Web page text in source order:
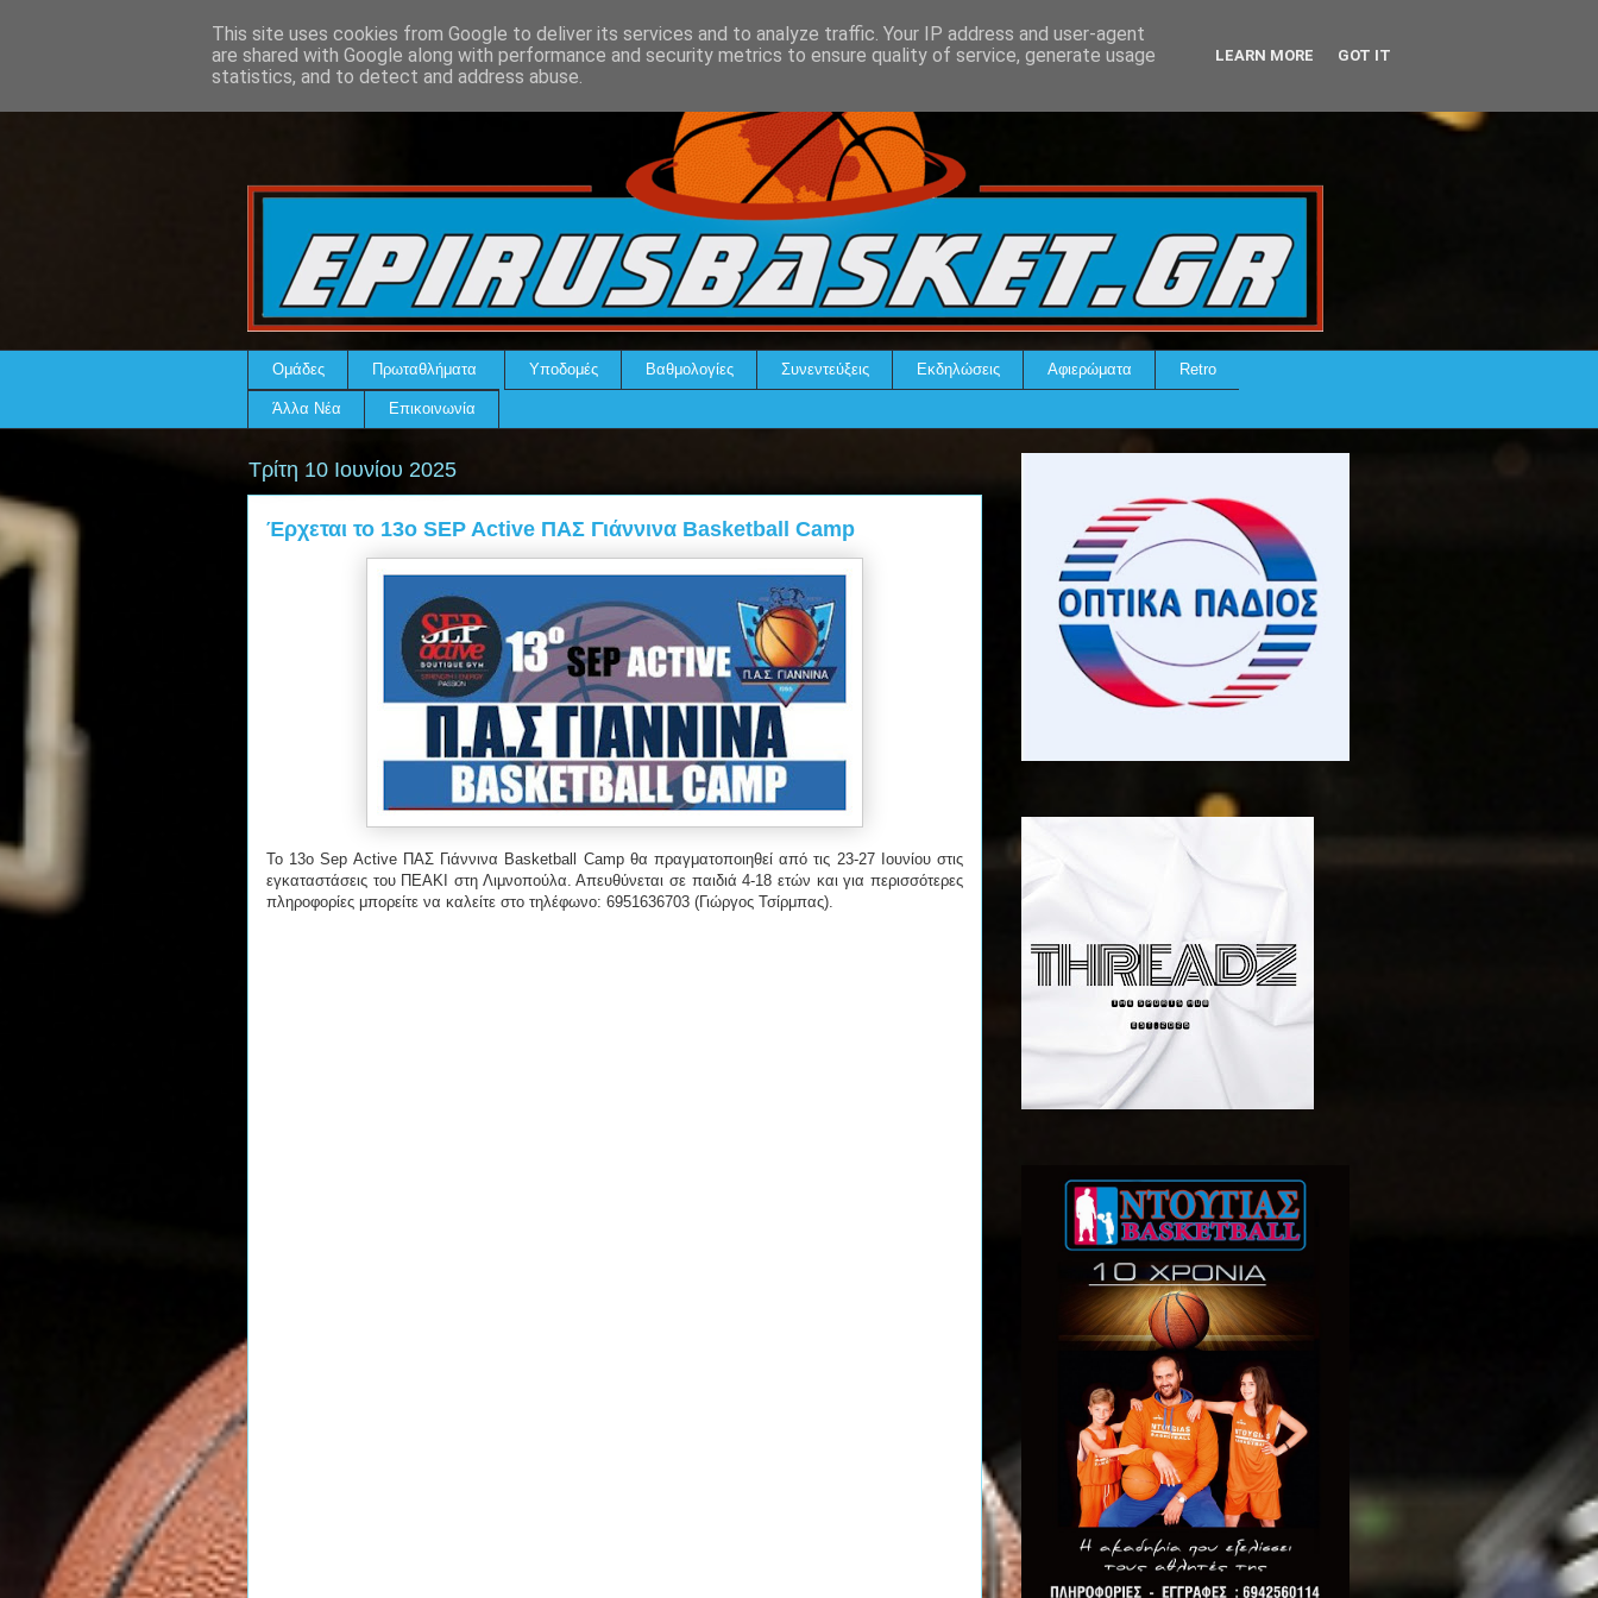
Ομάδες Πρωταθλήματα Υποδομές Βαθμολογίες Συνεντεύξεις Εκδηλώσεις Αφιερώματα Retro
Άλλα Νέα Επικοινωνία
Τρίτη 10 Ιουνίου 2025
Έρχεται το 13ο SEP Active ΠΑΣ Γιάννινα Basketball Camp
Το 13ο Sep Active ΠΑΣ Γιάννινα Basketball Camp θα πραγματοποιηθεί από τις 23-27 Ιουνίου στις
εγκαταστάσεις του ΠΕΑΚΙ στη Λιμνοπούλα. Απευθύνεται σε παιδιά 4-18 ετών και για περισσότερες
πληροφορίες μπορείτε να καλείτε στο τηλέφωνο: 6951636703 (Γιώργος Τσίρμπας).
This site uses cookies from Google to deliver its services and to analyze traffic. Your IP address and user-agent
are shared with Google along with performance and security metrics to ensure quality of service, generate usage
statistics, and to detect and address abuse.
LEARN MORE GOT IT